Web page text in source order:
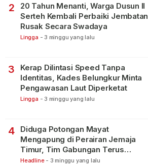
2
20 Tahun Menanti, Warga Dusun II
Serteh Kembali Perbaiki Jembatan
Rusak Secara Swadaya
Lingga - 3 minggu yang lalu
3
Kerap Dilintasi Speed Tanpa
Identitas, Kades Belungkur Minta
Pengawasan Laut Diperketat
Lingga - 3 minggu yang lalu
4
Diduga Potongan Mayat
Mengapung di Perairan Jemaja
Timur, Tim Gabungan Terus
Lakukan Pencarian
Headline - 3 minggu yang lalu